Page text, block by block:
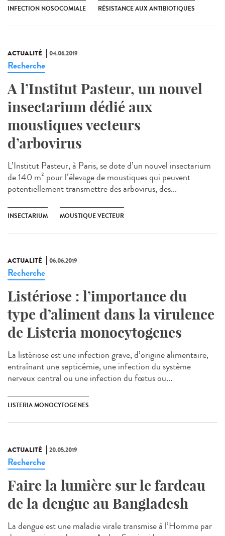
INFECTION NOSOCOMIALE RÉSISTANCE AUX ANTIBIOTIQUES
ACTUALITÉ 04.06.2019
Recherche
A l’Institut Pasteur, un nouvel
insectarium dédié aux
moustiques vecteurs
d’arbovirus
L’Institut Pasteur, à Paris, se dote d’un nouvel insectarium
de 140 m² pour l’élevage de moustiques qui peuvent
potentiellement transmettre des arbovirus, des...
INSECTARIUM MOUSTIQUE VECTEUR
ACTUALITÉ 06.06.2019
Recherche
Listériose : l’importance du
type d’aliment dans la virulence
de Listeria monocytogenes
La listériose est une infection grave, d’origine alimentaire,
entraînant une septicémie, une infection du système
nerveux central ou une infection du fœtus ou...
LISTERIA MONOCYTOGENES
ACTUALITÉ 20.05.2019
Recherche
Faire la lumière sur le fardeau
de la dengue au Bangladesh
La dengue est une maladie virale transmise à l’Homme par